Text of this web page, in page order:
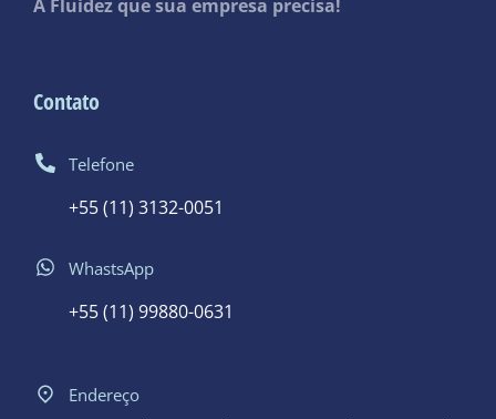
A Fluidez que sua empresa precisa!
Contato
Telefone
+55 (11) 3132-0051
WhastsApp
+55 (11) 99880-0631
Endereço